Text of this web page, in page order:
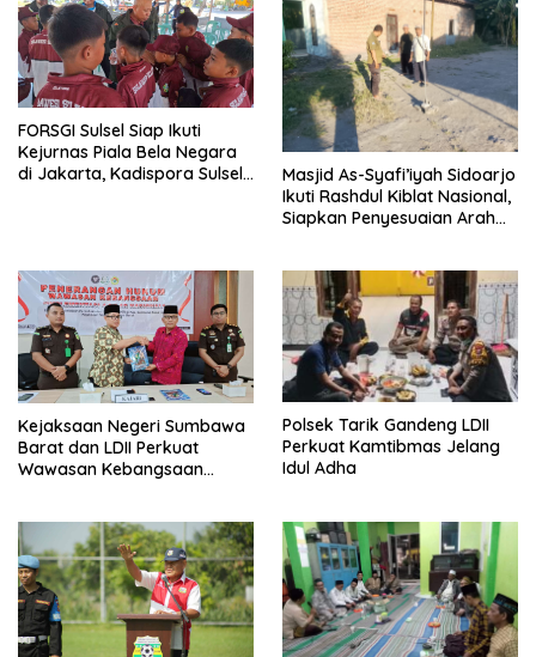
FORSGI Sulsel Siap Ikuti
Kejurnas Piala Bela Negara
di Jakarta, Kadispora Sulsel
Masjid As-Syafi’iyah Sidoarjo
Ikuti Rashdul Kiblat Nasional,
Siapkan Penyesuaian Arah
Kejaksaan Negeri Sumbawa
Barat dan LDII Perkuat
Wawasan Kebangsaan
Polsek Tarik Gandeng LDII
Perkuat Kamtibmas Jelang
Idul Adha